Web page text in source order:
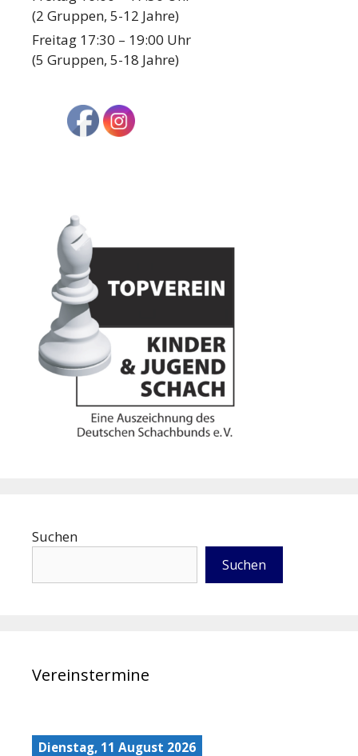
(2 Gruppen, 5-12 Jahre)
Freitag 17:30 – 19:00 Uhr
(5 Gruppen, 5-18 Jahre)
Suchen
Suchen
Vereinstermine
Dienstag, 11 August 2026